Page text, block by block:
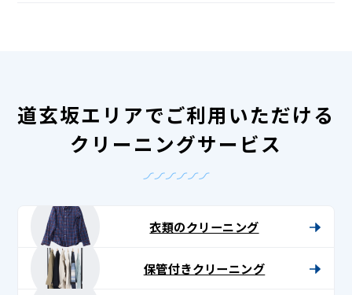
道玄坂エリアでご利用いただける
クリーニングサービス
衣類のクリーニング
保管付きクリーニング